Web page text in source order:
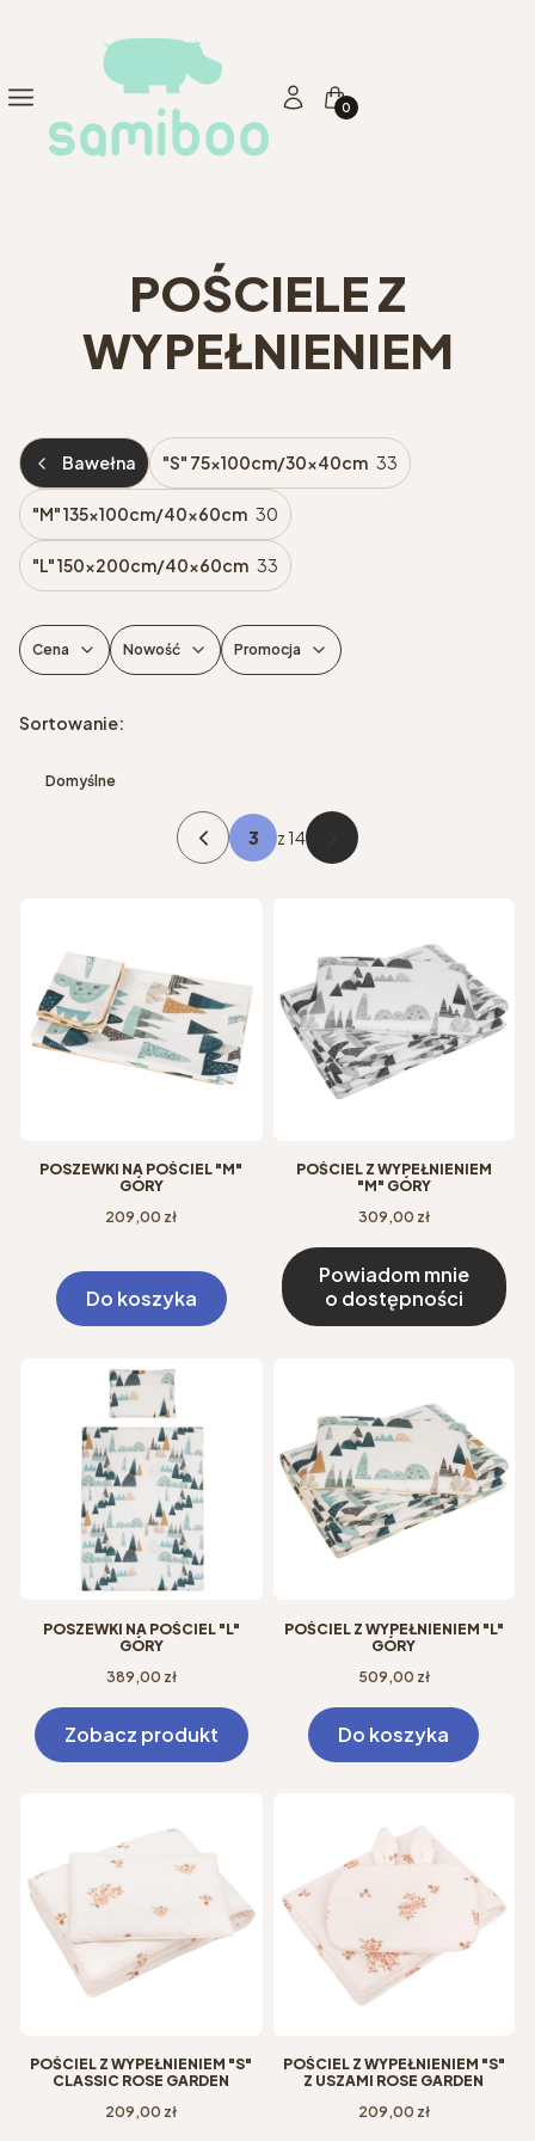
Menu Zaloguj sięProdukty w koszyku: 0.
Koszyk
POŚCIELE Z
WYPEŁNIENIEM
Bawełna "S" 75x100cm/30x40cm 33
"M" 135x100cm/40x60cm 30
"L" 150x200cm/40x60cm 33
Cena Nowość Promocja
Lista produktów
Sortowanie:
Domyślne
Poprzednie produkty
z 14 Następne produkty
POSZEWKI NA POŚCIEL "M"
GÓRY
Cena
209,00 zł
Do koszyka
POŚCIEL Z WYPEŁNIENIEM
"M" GÓRY
Cena
309,00 zł
Powiadom mnie
o dostępności
POSZEWKI NA POŚCIEL "L"
GÓRY
Cena
389,00 zł
Zobacz produkt
POŚCIEL Z WYPEŁNIENIEM "L"
GÓRY
Cena
509,00 zł
Do koszyka
POŚCIEL Z WYPEŁNIENIEM "S"
CLASSIC ROSE GARDEN
Cena
209,00 zł
POŚCIEL Z WYPEŁNIENIEM "S"
Z USZAMI ROSE GARDEN
Cena
209,00 zł